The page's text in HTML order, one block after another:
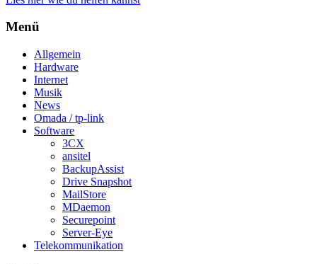
Menü
Allgemein
Hardware
Internet
Musik
News
Omada / tp-link
Software
3CX
ansitel
BackupAssist
Drive Snapshot
MailStore
MDaemon
Securepoint
Server-Eye
Telekommunikation